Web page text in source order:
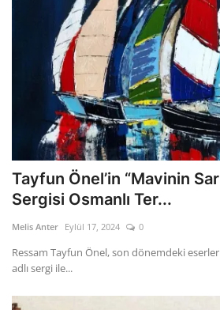
Tayfun Önel’in “Mavinin
Sergisi Osmanlı Ter...
Melis Anter Eylül 17, 2024 0
Ressam Tayfun Önel, son dönemdeki
adlı sergi ile...